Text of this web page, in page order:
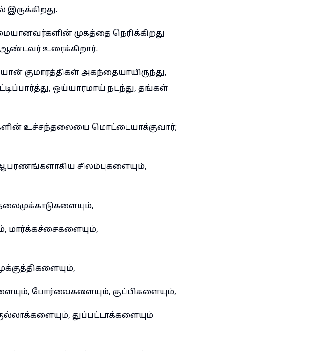
முகத்தை நெரிக்கிறது
உரைக்கிறார்.
குமாரத்திகள் அகந்தையாயிருந்து,
ஒய்யாரமாய் நடந்து, தங்கள்
உச்சந்தலையை மொட்டையாக்குவார்;
சிலம்புகளையும்,
மார்க்கச்சைகளையும்,
போர்வைகளையும், குப்பிகளையும்,
துப்பட்டாக்களையும்